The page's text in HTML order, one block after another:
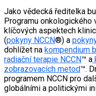
Jako vědecká ředitelka
Programu onkologického
klíčových aspektech
(pokyny NCCN®) a
dohlížet na kompendium
radiační terapie NCCN™ a
zobrazovacích metod™.
programem NCCN pro
globálními a politickými